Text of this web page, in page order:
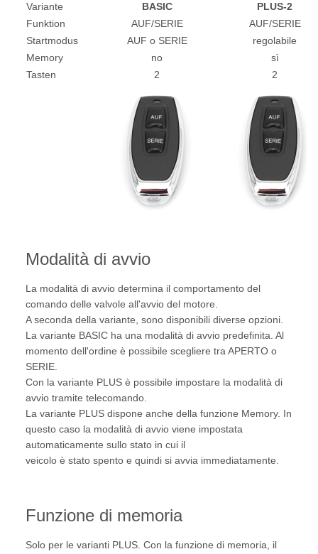
Variante BASIC
PLUS-2
Funktion
AUF/SERIE
AUF/SERIE
Startmodus
AUF o SERIE
regolabile
Memory
no
sì
Tasten
2 2
Modalità di avvio
La modalità di avvio determina il comportamento del
comando delle valvole all'avvio del motore.
A seconda della variante, sono disponibili diverse opzioni.
La variante BASIC ha una modalità di avvio predefinita. Al
momento dell'ordine è possibile scegliere tra APERTO o
SERIE.
Con la variante PLUS è possibile impostare la modalità di
avvio tramite telecomando.
La variante PLUS dispone anche della funzione Memory. In
questo caso la modalità di avvio viene impostata
automaticamente sullo stato in cui il
veicolo è stato spento e quindi si avvia immediatamente.
Funzione di memoria
Solo per le varianti PLUS. Con la funzione di memoria, il